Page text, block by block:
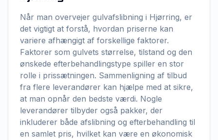
Når man overvejer gulvafslibning i Hjørring, er
det vigtigt at forstå, hvordan priserne kan
variere afhængigt af forskellige faktorer.
Faktorer som gulvets størrelse, tilstand og den
ønskede efterbehandlingstype spiller en stor
rolle i prissætningen. Sammenligning af tilbud
fra flere leverandører kan hjælpe med at sikre,
at man opnår den bedste værdi. Nogle
leverandører tilbyder også pakker, der
inkluderer både afslibning og efterbehandling til
en samlet pris, hvilket kan være en økonomisk